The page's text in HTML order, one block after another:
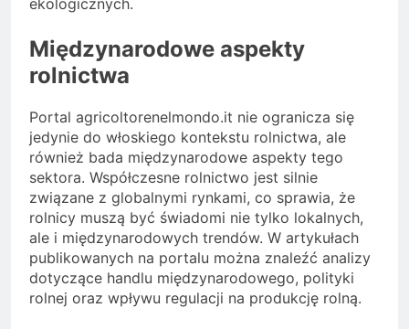
ekologicznych.
Międzynarodowe aspekty
rolnictwa
Portal agricoltorenelmondo.it nie ogranicza się
jedynie do włoskiego kontekstu rolnictwa, ale
również bada międzynarodowe aspekty tego
sektora. Współczesne rolnictwo jest silnie
związane z globalnymi rynkami, co sprawia, że
rolnicy muszą być świadomi nie tylko lokalnych,
ale i międzynarodowych trendów. W artykułach
publikowanych na portalu można znaleźć analizy
dotyczące handlu międzynarodowego, polityki
rolnej oraz wpływu regulacji na produkcję rolną.